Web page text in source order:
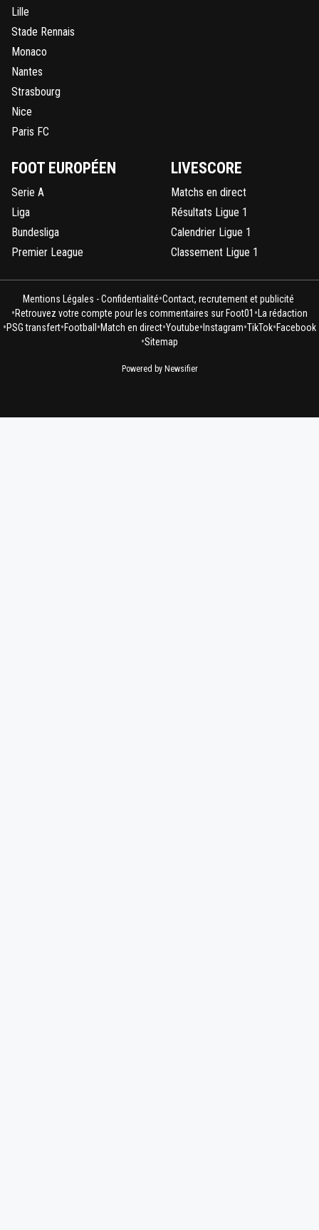
Lille
Stade Rennais
Monaco
Nantes
Strasbourg
Nice
Paris FC
FOOT EUROPÉEN
Serie A
Liga
Bundesliga
Premier League
LIVESCORE
Matchs en direct
Résultats Ligue 1
Calendrier Ligue 1
Classement Ligue 1
Mentions Légales - Confidentialité•Contact, recrutement et publicité
•Retrouvez votre compte pour les commentaires sur Foot01 • La rédaction
•PSG transfert•Football •Match en direct•Youtube• Instagram•TikTok•Facebook
•Sitemap
Powered by Newsifier